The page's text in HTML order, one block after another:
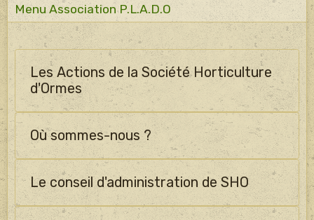
Menu Association P.L.A.D.O
Les Actions de la Société Horticulture
d'Ormes
Où sommes-nous ?
Le conseil d'administration de SHO